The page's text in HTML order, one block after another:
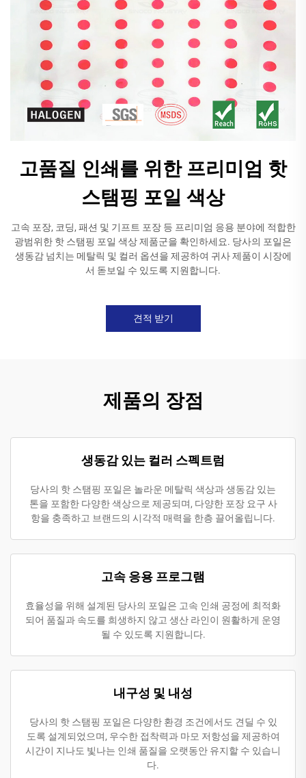
고품질 인쇄를 위한 프리미엄 핫
스탬핑 포일 색상
고속 포장, 코딩, 패션 및 기프트 포장 등 프리미엄 응용 분야에 적합한
광범위한 핫 스탬핑 포일 색상 제품군을 확인하세요. 당사의 포일은
생동감 넘치는 메탈릭 및 컬러 옵션을 제공하여 귀사 제품이 시장에
서 돋보일 수 있도록 지원합니다.
견적 받기
제품의 장점
생동감 있는 컬러 스펙트럼
당사의 핫 스탬핑 포일은 놀라운 메탈릭 색상과 생동감 있는
톤을 포함한 다양한 색상으로 제공되며, 다양한 포장 요구 사
항을 충족하고 브랜드의 시각적 매력을 한층 끌어올립니다.
고속 응용 프로그램
효율성을 위해 설계된 당사의 포일은 고속 인쇄 공정에 최적화
되어 품질과 속도를 희생하지 않고 생산 라인이 원활하게 운영
될 수 있도록 지원합니다.
내구성 및 내성
당사의 핫 스탬핑 포일은 다양한 환경 조건에서도 견딜 수 있
도록 설계되었으며, 우수한 접착력과 마모 저항성을 제공하여
시간이 지나도 빛나는 인쇄 품질을 오랫동안 유지할 수 있습니
다.